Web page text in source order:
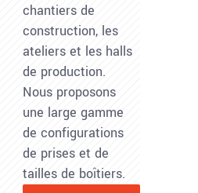
chantiers de
construction, les
ateliers et les halls
de production.
Nous proposons
une large gamme
de configurations
de prises et de
tailles de boîtiers.